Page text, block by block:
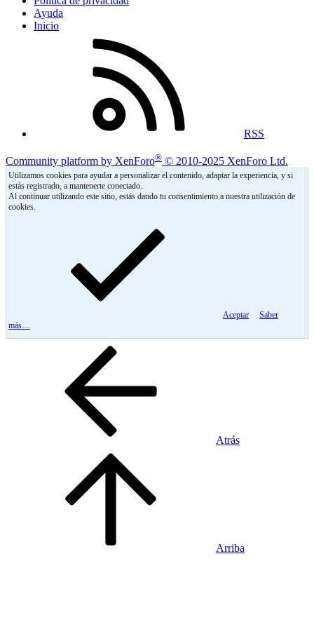
Ayuda
Inicio
RSS
Community platform by XenForo® © 2010-2025 XenForo Ltd.
Utilizamos cookies para ayudar a personalizar el contenido, adaptar la experiencia, y si
estás registrado, a mantenerte conectado.
Al continuar utilizando este sitio, estás dando tu consentimiento a nuestra utilización de
cookies.
Aceptar
Saber
más…
Atrás
Arriba